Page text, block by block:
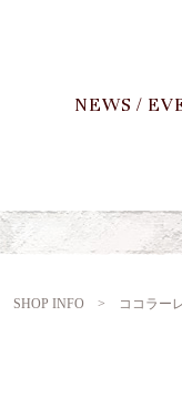
NEWS /
SHOP INFO > ココラー